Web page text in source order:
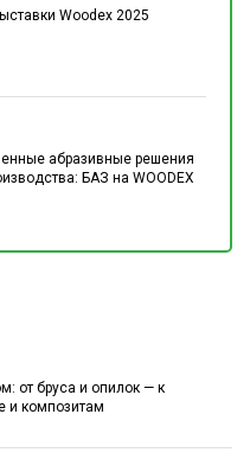
Woodex 2025
абразивные решения
БАЗ на WOODEX
от бруса и опилок — к
и композитам